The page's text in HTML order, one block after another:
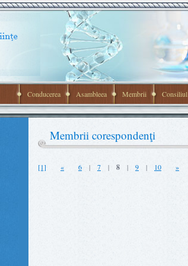
Conducerea Asambleea Membrii Consiliul
Membrii corespondenţi
[1] « 6 | 7 | 8 | 9 | 10 »